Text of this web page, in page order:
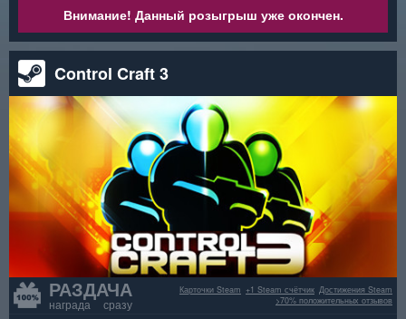
Внимание! Данный розыгрыш уже окончен.
Control Craft 3
РАЗДАЧА
награда сразу
Достижения Steam
+1 Steam счётчик
Карточки Steam
>70% положительных отзывов